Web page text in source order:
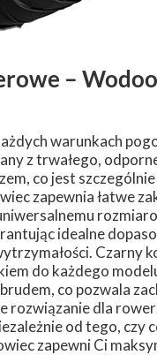
–
warunkach
z trwałego,
co jest
zapewnia łatwe
idealne
Czarny
do każdego
co pozwala
rozwiązanie dla
od tego, czy
zapewni Ci